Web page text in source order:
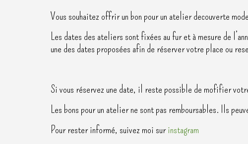
Vous souhaitez offrir un bon pour un atelier decouverte
Les dates des ateliers sont fixées au fur et à mesure de
une des dates proposées afin de réserver votre place ou
Si vous réservez une date, il reste possible de mofifier
Les bons pour un atelier ne sont pas remboursables. Ils
Pour rester informé, suivez moi surinstagram